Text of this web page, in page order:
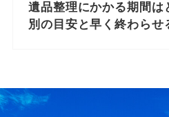
遺品整理にかかる期間は
別の目安と早く終わらせ